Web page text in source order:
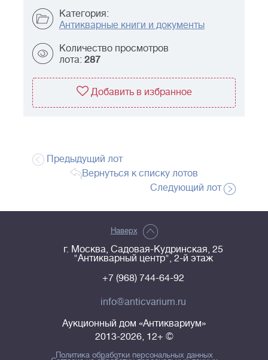
Категория:
Антикварные книги и документы
Количество просмотров
лота: 287
Добавить в избранное
Предыдущий лот
Вернуться к списку лотов
Следующий лот
Наверх
г. Москва, Садовая-Кудринская, 25
"Антикварный центр", 2-й этаж
+7 (968) 744-64-92
info@anticvarium.ru
Аукционный дом «Антиквариум»
2013-2026, 12+ ©
Политика обработки персональных данных